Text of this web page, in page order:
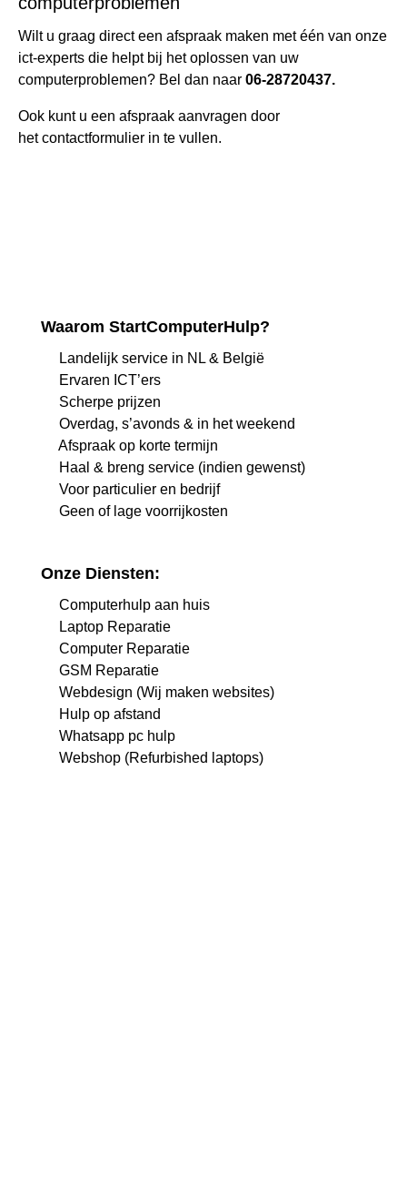
Wilt u graag direct een afspraak maken met één van onze
ict-experts die helpt bij het oplossen van uw
computerproblemen? Bel dan naar 06-28720437.
Ook kunt u een afspraak aanvragen door
hetcontactformulier in te vullen.
Waarom StartComputerHulp?
Landelijk service in NL & België
Ervaren ICT’ers
Scherpe prijzen
Overdag, s’avonds & in het weekend
Afspraak op korte termijn
Haal & breng service (indien gewenst)
Voor particulier en bedrijf
Geen of lage voorrijkosten
Onze Diensten:
Computerhulp aan huis
Laptop Reparatie
Computer Reparatie
GSM Reparatie
Webdesign (Wij maken websites)
Hulp op afstand
Whatsapp pc hulp
Webshop (Refurbished laptops)